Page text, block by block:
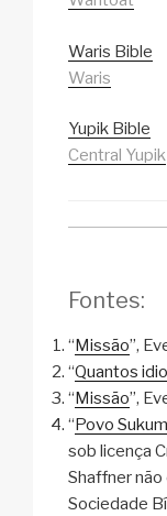
Waris Bible
Waris
Yupik Bible
Central Yupik
Fontes:
“ Missão”,
“Quantos
“ Missão”,
“ Povo
sob licença
Shaffner não
Sociedade